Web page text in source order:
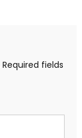
Required fields